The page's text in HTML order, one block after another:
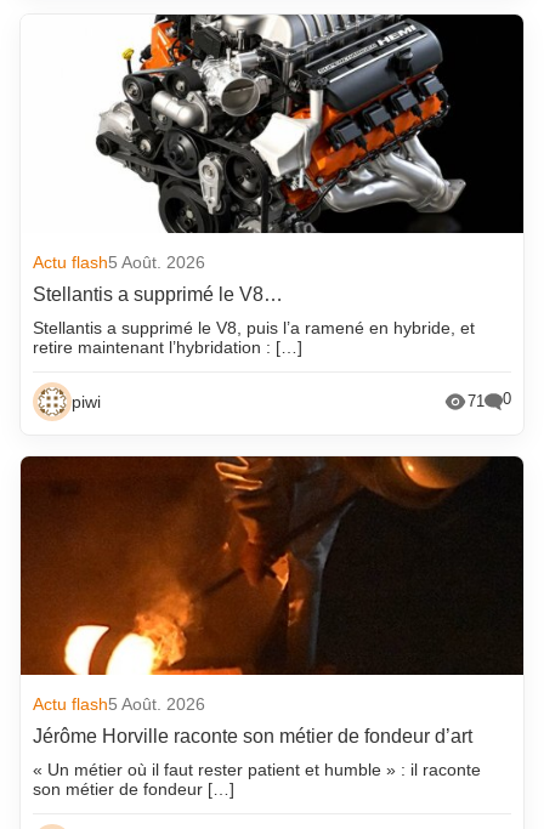
Actu flash5 Août. 2026
Stellantis a supprimé le V8…
Stellantis a supprimé le V8, puis l’a ramené en hybride, et
retire maintenant l’hybridation : […]
piwi 71 0
Actu flash5 Août. 2026
Jérôme Horville raconte son métier de fondeur d’art
« Un métier où il faut rester patient et humble » : il raconte
son métier de fondeur […]